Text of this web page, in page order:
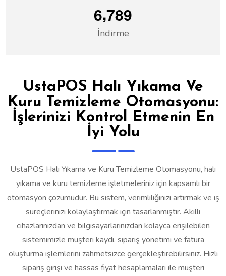
6,789
İndirme
UstaPOS Halı Yıkama Ve
Kuru Temizleme Otomasyonu:
İşlerinizi Kontrol Etmenin En
İyi Yolu
UstaPOS Halı Yıkama ve Kuru Temizleme Otomasyonu, halı
yıkama ve kuru temizleme işletmeleriniz için kapsamlı bir
otomasyon çözümüdür. Bu sistem, verimliliğinizi artırmak ve iş
süreçlerinizi kolaylaştırmak için tasarlanmıştır. Akıllı
cihazlarınızdan ve bilgisayarlarınızdan kolayca erişilebilen
sistemimizle müşteri kaydı, sipariş yönetimi ve fatura
oluşturma işlemlerini zahmetsizce gerçekleştirebilirsiniz. Hızlı
sipariş girişi ve hassas fiyat hesaplamaları ile müşteri